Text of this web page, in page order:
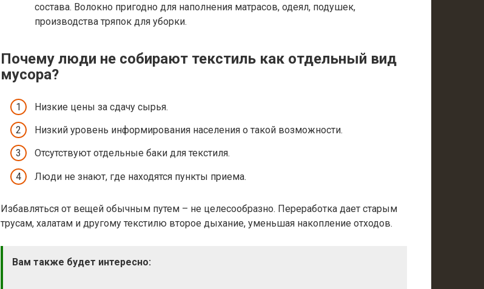
состава. Волокно пригодно для наполнения матрасов, одеял, подушек,
производства тряпок для уборки.
Почему люди не собирают текстиль как отдельный вид
мусора?
Низкие цены за сдачу сырья.
Низкий уровень информирования населения о такой возможности.
Отсутствуют отдельные баки для текстиля.
Люди не знают, где находятся пункты приема.
Избавляться от вещей обычным путем – не целесообразно. Переработка дает старым
трусам, халатам и другому текстилю второе дыхание, уменьшая накопление отходов.
Вам также будет интересно: